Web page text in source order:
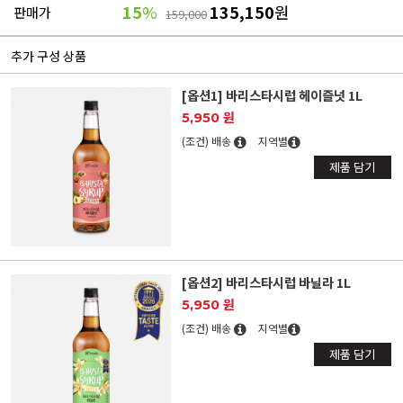
판매가 15% 159,000135,150원
추가 구성 상품
[옵션1] 바리스타시럽 헤이즐넛 1L
5,950 원
(조건) 배송 지역별
제품 담기
[옵션2] 바리스타시럽 바닐라 1L
5,950 원
(조건) 배송 지역별
제품 담기